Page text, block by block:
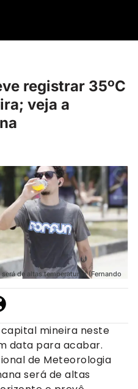
registrar 35ºC
veja a
de altas temperaturas (Fernando
capital mineira neste
data para acabar.
de Meteorologia
será de altas